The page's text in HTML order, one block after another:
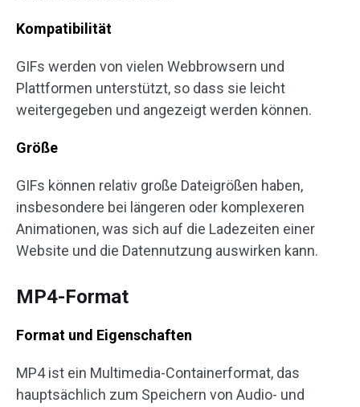
Kompatibilität
GIFs werden von vielen Webbrowsern und
Plattformen unterstützt, so dass sie leicht
weitergegeben und angezeigt werden können.
Größe
GIFs können relativ große Dateigrößen haben,
insbesondere bei längeren oder komplexeren
Animationen, was sich auf die Ladezeiten einer
Website und die Datennutzung auswirken kann.
MP4-Format
Format und Eigenschaften
MP4 ist ein Multimedia-Containerformat, das
hauptsächlich zum Speichern von Audio- und